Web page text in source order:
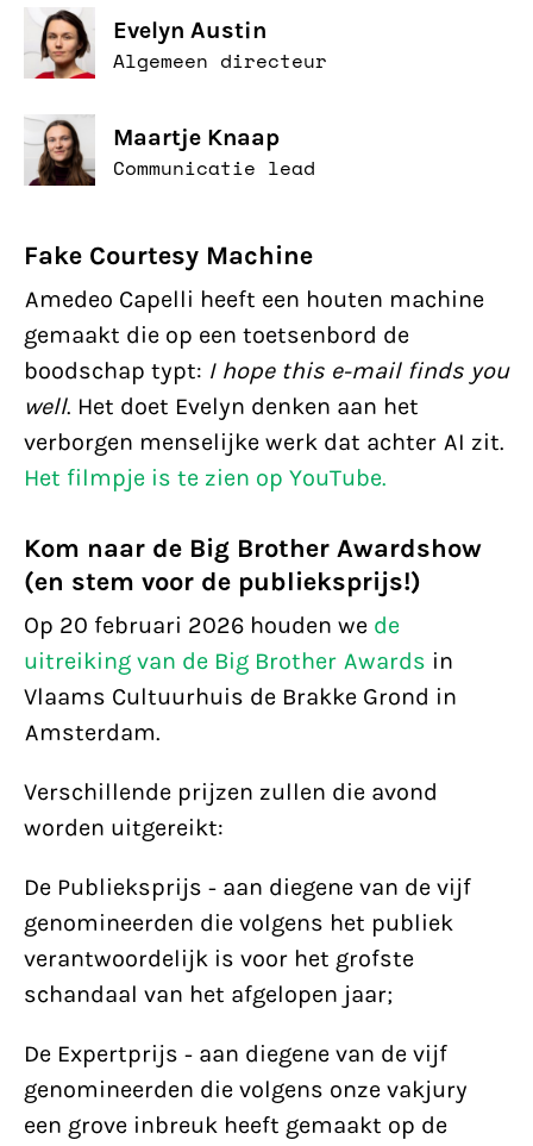
Evelyn Austin
Algemeen directeur
Maartje Knaap
Communicatie lead
Fake Courtesy Machine
Amedeo Capelli heeft een houten machine
gemaakt die op een toetsenbord de
boodschap typt: I hope this e-mail finds you
well. Het doet Evelyn denken aan het
verborgen menselijke werk dat achter AI zit.
Het filmpje is te zien op YouTube.
Kom naar de Big Brother Awardshow
(en stem voor de publieksprijs!)
Op 20 februari 2026 houden we de
uitreiking van de Big Brother Awards in
Vlaams Cultuurhuis de Brakke Grond in
Amsterdam.
Verschillende prijzen zullen die avond
worden uitgereikt:
De Publieksprijs - aan diegene van de vijf
genomineerden die volgens het publiek
verantwoordelijk is voor het grofste
schandaal van het afgelopen jaar;
De Expertprijs - aan diegene van de vijf
genomineerden die volgens onze vakjury
een grove inbreuk heeft gemaakt op de